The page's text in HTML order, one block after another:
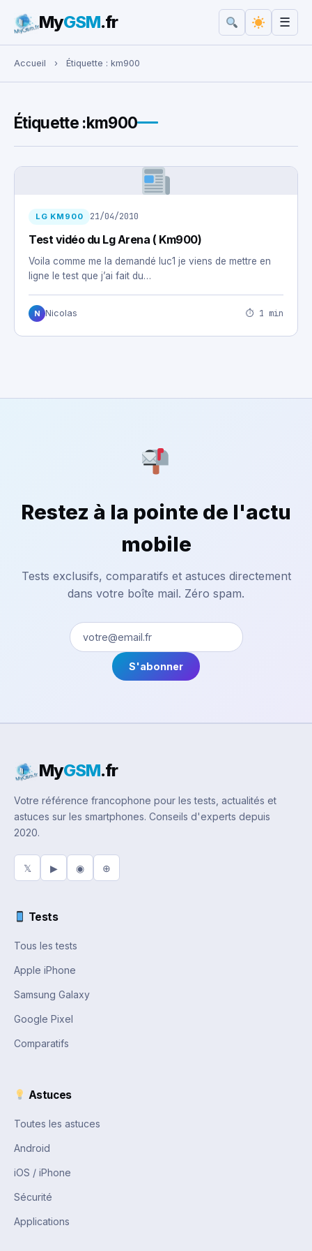
Rechercher :
MyGSM.fr ☰
Accueil › Étiquette : km900
Étiquette :km900
LG KM900 21/04/2010
Test vidéo du Lg Arena ( Km900)
Voila comme me la demandé luc1 je viens de mettre en
ligne le test que j’ai fait du…
N Nicolas ⏱ 1 min
Restez à la pointe de l'actu
mobile
Tests exclusifs, comparatifs et astuces directement
dans votre boîte mail. Zéro spam.
S'abonner
MyGSM.fr
Votre référence francophone pour les tests, actualités et
astuces sur les smartphones. Conseils d'experts depuis
2020.
𝕏 ▶ ◉ ⊕
Tests
Tous les tests
Apple iPhone
Samsung Galaxy
Google Pixel
Comparatifs
Astuces
Toutes les astuces
Android
iOS / iPhone
Sécurité
Applications